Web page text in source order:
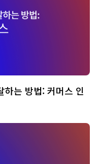
하는 방법: 커머스 인